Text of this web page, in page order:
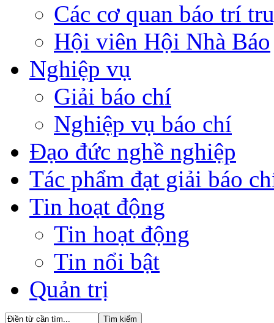
Các cơ quan báo trí
Hội viên Hội Nhà Báo
Nghiệp vụ
Giải báo chí
Nghiệp vụ báo chí
Đạo đức nghề nghiệp
Tác phẩm đạt giải báo
Tin hoạt động
Tin hoạt động
Tin nổi bật
Quản trị